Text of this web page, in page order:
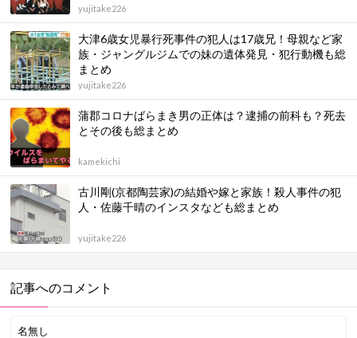
yujitake226
大津6歳女児暴行死事件の犯人は17歳兄！母親など家
族・ジャングルジムでの妹の遺体発見・犯行動機も総
まとめ
yujitake226
蒲郡コロナばらまき男の正体は？逮捕の前科も？死去
とその後も総まとめ
kamekichi
古川剛(京都陶芸家)の結婚や嫁と家族！殺人事件の犯
人・佐藤千晴のインスタなども総まとめ
yujitake226
記事へのコメント